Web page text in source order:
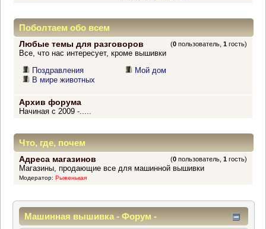
Поболтаем обо всем
Любые темы для разговоров (0 пользователь,1 гость)
Все, что нас интересует, кроме вышивки
Поздравления
В мире животных
Мой дом
Архив форума
Начиная с 2009 -.....
Что, где, почем
Адреса магазинов (0 пользователь,1 гость)
Магазины, продающие все для машинной вышивки
Модератор: Рыженькая
Машинная вышивка - Форум -